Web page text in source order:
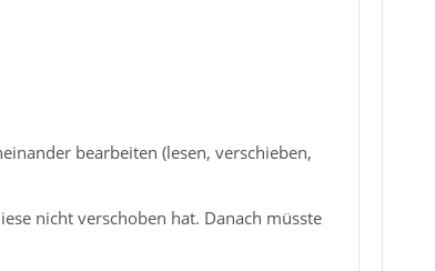
bearbeiten (lesen, verschieben,
nicht verschoben hat. Danach müsste